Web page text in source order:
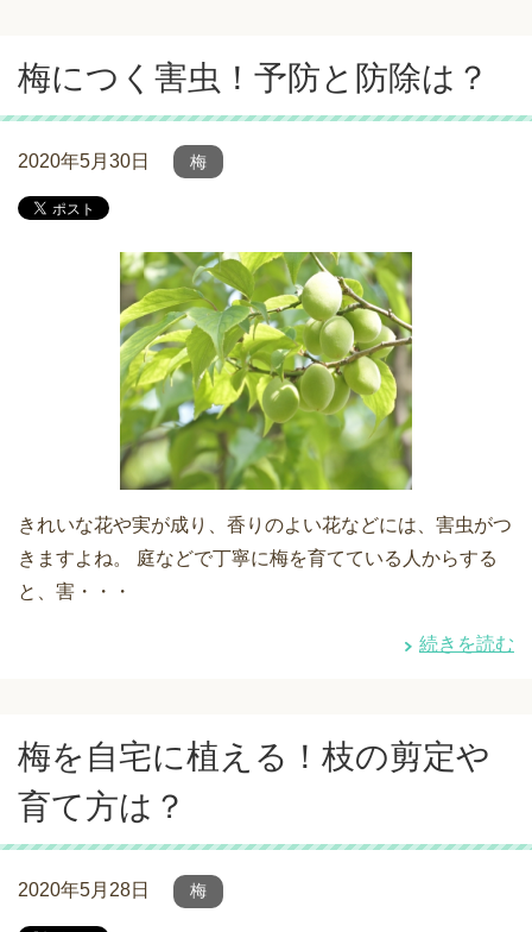
梅につく害虫！予防と防除は？
2020年5月30日 梅
きれいな花や実が成り、香りのよい花などには、害虫がつ
きますよね。 庭などで丁寧に梅を育てている人からする
と、害・・・
続きを読む
梅を自宅に植える！枝の剪定や
育て方は？
2020年5月28日 梅